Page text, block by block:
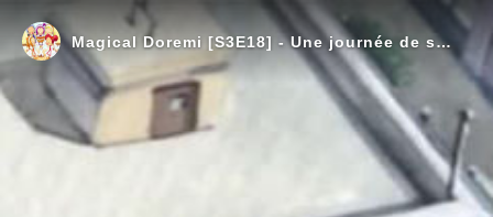
Magical Doremi [S3E18] - Une journée de star